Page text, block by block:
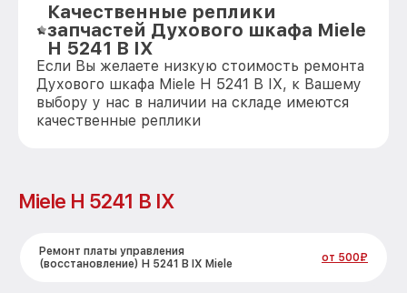
Качественные реплики
запчастей Духового шкафа Miele
H 5241 B IX
Если Вы желаете низкую стоимость ремонта
Духового шкафа Miele H 5241 B IX, к Вашему
выбору у нас в наличии на складе имеются
качественные реплики
Miele H 5241 B IX
Ремонт платы управления
(восстановление) H 5241 B IX Miele
от 500₽